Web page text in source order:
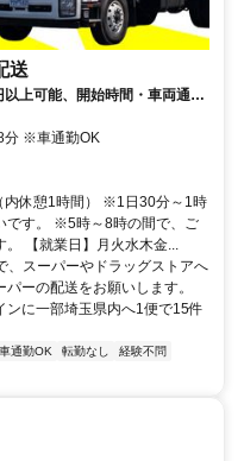
送
上可能、開始時間・車両通勤
分 ※車通勤OK
内休憩1時間） ※1日30分～1時
です。 ※5時～8時の間で、ご
【就業日】月火水木金...
、スーパーやドラッグストアへ
ーの配送をお願いします。
ンに一部埼玉県内へ1便で15件
車通勤OK 転勤なし
経験不問